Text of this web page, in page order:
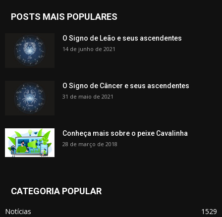
POSTS MAIS POPULARES
O Signo de Leão e seus ascendentes
14 de junho de 2021
O Signo de Câncer e seus ascendentes
31 de maio de 2021
Conheça mais sobre o peixe Cavalinha
28 de março de 2018
CATEGORIA POPULAR
Notícias
1529